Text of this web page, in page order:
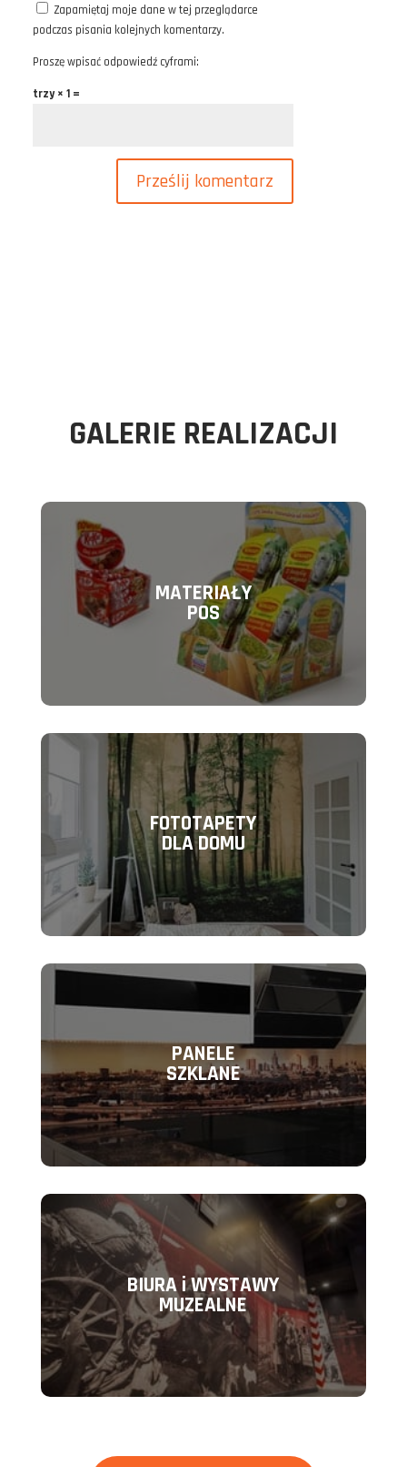
Zapamiętaj moje dane w tej przeglądarce
podczas pisania kolejnych komentarzy.
Proszę wpisać odpowiedź cyframi:
trzy × 1 =
Prześlij komentarz
GALERIE REALIZACJI
MATERIAŁY
POS
FOTOTAPETY
DLA DOMU
PANELE
SZKLANE
BIURA i WYSTAWY
MUZEALNE